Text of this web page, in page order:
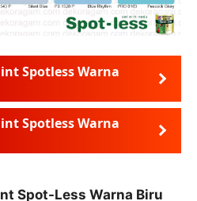
Spotless Warna
Spotless Warna
Spot-Less Warna Biru